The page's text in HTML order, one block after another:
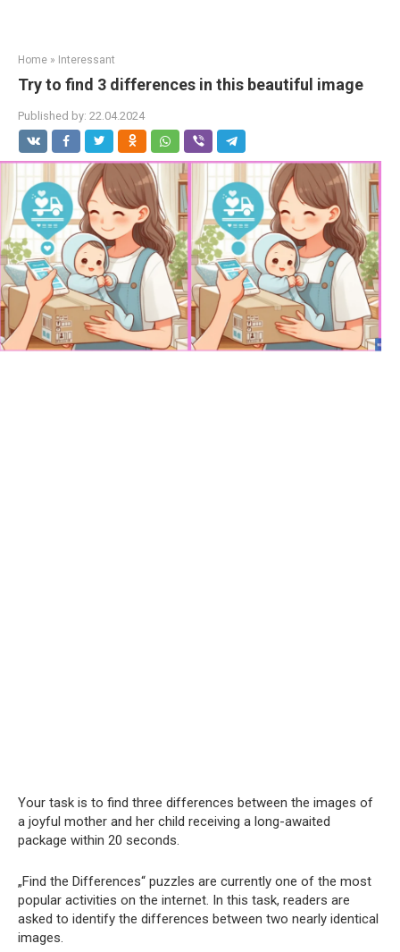
Home » Interessant
Try to find 3 differences in this beautiful image
Published by: 22.04.2024
Your task is to find three differences between the images of
a joyful mother and her child receiving a long-awaited
package within 20 seconds.
„Find the Differences“ puzzles are currently one of the most
popular activities on the internet. In this task, readers are
asked to identify the differences between two nearly identical
images.